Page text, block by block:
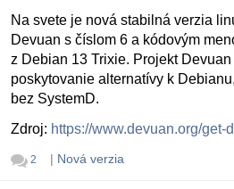
Na svete je nová stabilná verzia
Devuan s číslom 6 a kódovým
z Debian 13 Trixie. Projekt
poskytovanie alternatívy k
bez SystemD.
Zdroj: https://www.devuan.org/get-
2 | Nová verzia